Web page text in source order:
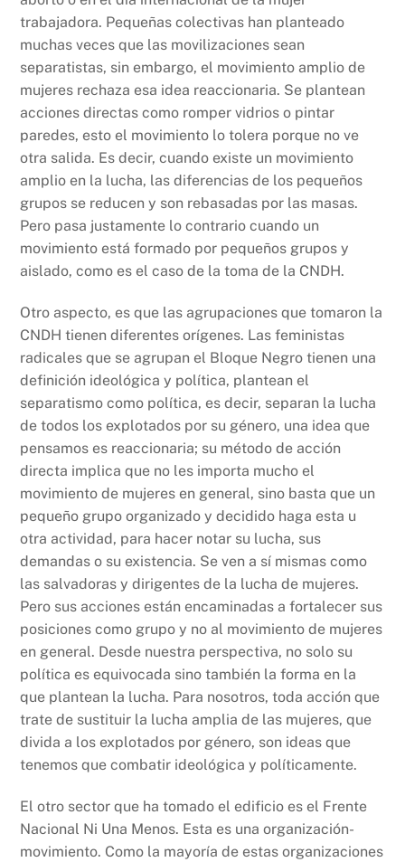
trabajadora. Pequeñas colectivas han planteado
muchas veces que las movilizaciones sean
separatistas, sin embargo, el movimiento amplio de
mujeres rechaza esa idea reaccionaria. Se plantean
acciones directas como romper vidrios o pintar
paredes, esto el movimiento lo tolera porque no ve
otra salida. Es decir, cuando existe un movimiento
amplio en la lucha, las diferencias de los pequeños
grupos se reducen y son rebasadas por las masas.
Pero pasa justamente lo contrario cuando un
movimiento está formado por pequeños grupos y
aislado, como es el caso de la toma de la CNDH.
Otro aspecto, es que las agrupaciones que tomaron la
CNDH tienen diferentes orígenes. Las feministas
radicales que se agrupan el Bloque Negro tienen una
definición ideológica y política, plantean el
separatismo como política, es decir, separan la lucha
de todos los explotados por su género, una idea que
pensamos es reaccionaria; su método de acción
directa implica que no les importa mucho el
movimiento de mujeres en general, sino basta que un
pequeño grupo organizado y decidido haga esta u
otra actividad, para hacer notar su lucha, sus
demandas o su existencia. Se ven a sí mismas como
las salvadoras y dirigentes de la lucha de mujeres.
Pero sus acciones están encaminadas a fortalecer sus
posiciones como grupo y no al movimiento de mujeres
en general. Desde nuestra perspectiva, no solo su
política es equivocada sino también la forma en la
que plantean la lucha. Para nosotros, toda acción que
trate de sustituir la lucha amplia de las mujeres, que
divida a los explotados por género, son ideas que
tenemos que combatir ideológica y políticamente.
El otro sector que ha tomado el edificio es el Frente
Nacional Ni Una Menos. Esta es una organización-
movimiento. Como la mayoría de estas organizaciones